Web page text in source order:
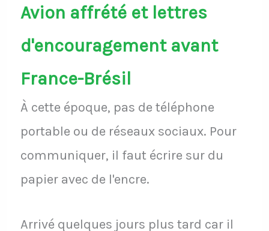
Avion affrété et lettres
d'encouragement avant
France-Brésil
À cette époque, pas de téléphone
portable ou de réseaux sociaux. Pour
communiquer, il faut écrire sur du
papier avec de l'encre.
Arrivé quelques jours plus tard car il